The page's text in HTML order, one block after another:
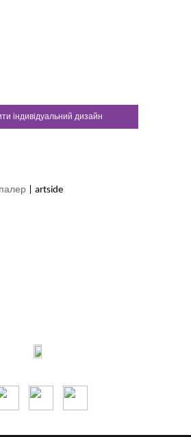
індивідуальний дизайн
| artside